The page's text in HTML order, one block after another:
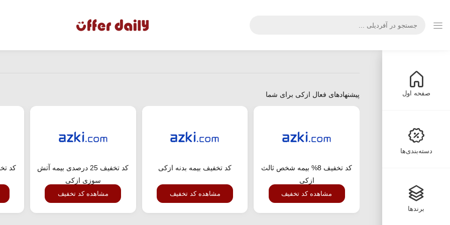
صفحه اول
دسته‌بندی‌ها
برندها
پیشنهادهای فعال ازکی برای شما
کد تخفیف 8% بیمه شخص ثالث
ازکی
مشاهده کد تخفیف
کد تخفیف بیمه بدنه ازکی
مشاهده کد تخفیف
کد تخفیف 25 درصدی بیمه آتش
سوزی ازکی
مشاهده کد تخفیف
کد